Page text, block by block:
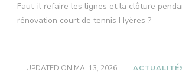
Faut-il refaire les lignes et la clôture
rénovation court de tennis Hyères ?
UPDATED ON MAI 13, 2026